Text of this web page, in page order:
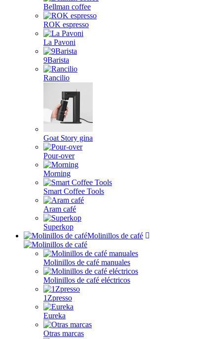
Bellman coffee
ROK espresso
La Pavoni
9Barista
Rancilio
Goat Story gina
Pour-over
Morning
Smart Coffee Tools
Aram café
Superkop
Molinillos de café
Molinillos de café manuales
Molinillos de café eléctricos
1Zpresso
Eureka
Otras marcas